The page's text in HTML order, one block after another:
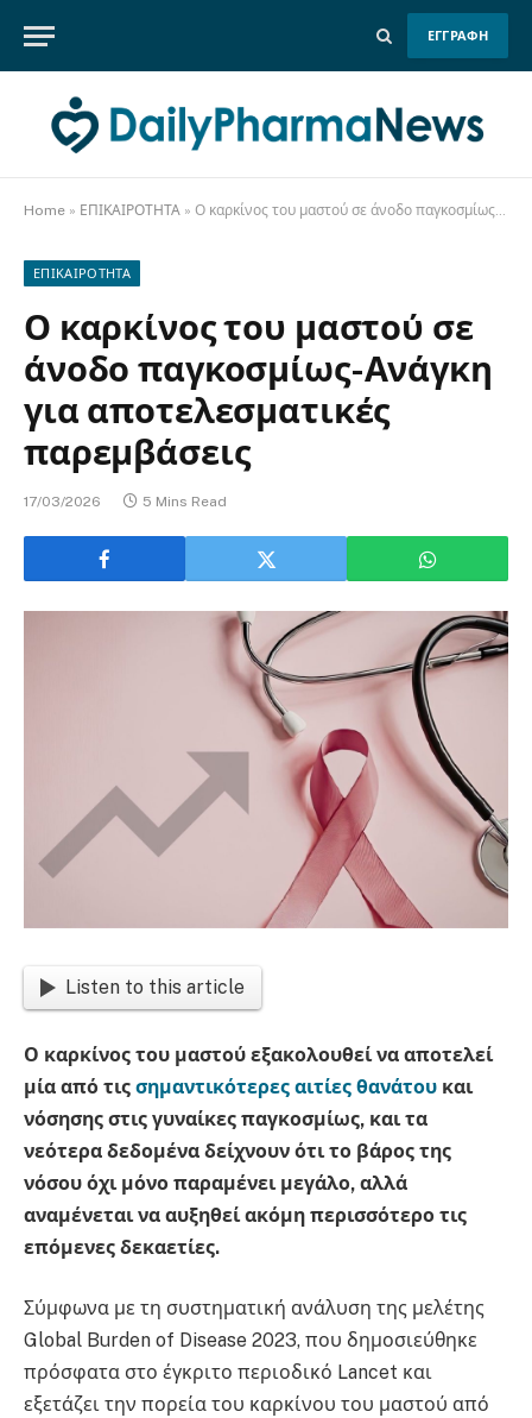
ΕΓΓΡΑΦΗ
Home » ΕΠΙΚΑΙΡΟΤΗΤΑ » Ο καρκίνος του μαστού σε άνοδο παγκοσμίως-Ανάγκη για αποτελεσματικές παρεμβάσεις
ΕΠΙΚΑΙΡΟΤΗΤΑ
Ο καρκίνος του μαστού σε
άνοδο παγκοσμίως-Ανάγκη
για αποτελεσματικές
παρεμβάσεις
17/03/2026 5 Mins Read
Listen to this article
Ο καρκίνος του μαστού εξακολουθεί να αποτελεί
μία από τις σημαντικότερες αιτίες θανάτου και
νόσησης στις γυναίκες παγκοσμίως, και τα
νεότερα δεδομένα δείχνουν ότι το βάρος της
νόσου όχι μόνο παραμένει μεγάλο, αλλά
αναμένεται να αυξηθεί ακόμη περισσότερο τις
επόμενες δεκαετίες.
Σύμφωνα με τη συστηματική ανάλυση της μελέτης
Global Burden of Disease 2023, που δημοσιεύθηκε
πρόσφατα στο έγκριτο περιοδικό Lancet και
εξετάζει την πορεία του καρκίνου του μαστού από